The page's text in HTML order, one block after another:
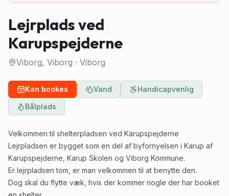
Lejrplads ved
Karupspejderne
Viborg, Viborg · Viborg
Kan bookes Vand
Handicapvenlig
Bålplads
Velkommen til shelterpladsen ved Karupspejderne
Lejrpladsen er bygget som en del af byfornyelsen i Karup af
Karupspejderne, Karup Skolen og Viborg Kommune.
Er lejrpladsen tom, er man velkommen til at benytte den.
Dog skal du flytte væk, hvis der kommer nogle der har booket